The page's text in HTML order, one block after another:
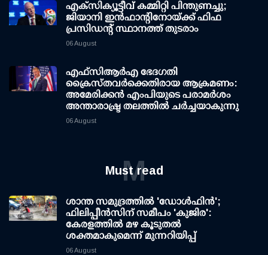
എക്സിക്യൂട്ടീവ് കമ്മിറ്റി പിന്തുണച്ചു;
ജിയാനി ഇന്‍ഫാന്റിനോയ്ക്ക് ഫിഫ
പ്രസിഡന്റ് സ്ഥാനത്ത് തുടരാം
06 August
എഫ്‌സി‌ആര്‍‌എ ഭേദഗതി
ക്രൈസ്തവർക്കെതിരായ ആക്രമണം:
അമേരിക്കൻ എംപിയുടെ പരാമർശം
അന്താരാഷ്ട്ര തലത്തിൽ ചർച്ചയാകുന്നു
06 August
Must read
M
ശാന്ത സമുദ്രത്തില്‍ 'ഡോള്‍ഫിന്‍';
ഫിലിപ്പീന്‍സിന് സമീപം 'കുജിര':
കേരളത്തില്‍ മഴ കൂടുതല്‍
ശക്തമാകുമെന്ന് മുന്നറിയിപ്പ്
06 August